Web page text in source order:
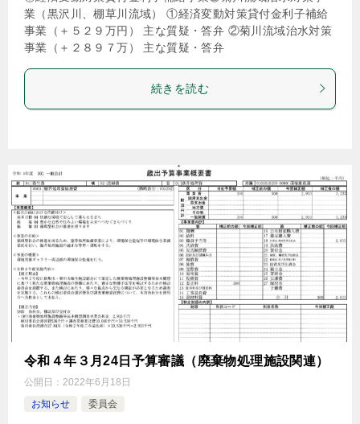
業（黒沢川、棚草川流域） ①経済変動対策貸付金利子補給
事業（＋５２９万円） 主な質疑・答弁 ②菊川流域治水対策
事業（＋２８９７万） 主な質疑・答弁
続きを読む
令和４年３月24日予算審議（廃棄物処理施設関連）
公開日： 2022年6月18日
お知らせ
委員会